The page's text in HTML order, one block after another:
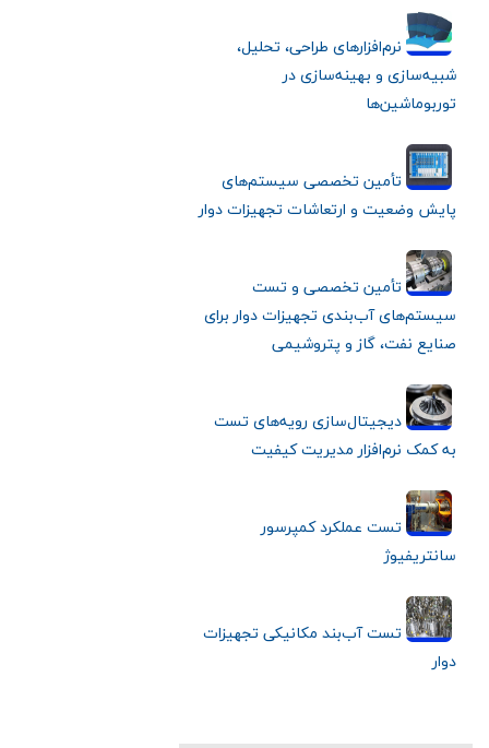
نرم‌افزارهای طراحی، تحلیل،
شبیه‌سازی و بهینه‌سازی در
توربوماشین‌ها
تأمین تخصصی سیستم‌های
پایش وضعیت و ارتعاشات تجهیزات دوار
تأمین تخصصی و تست
سیستم‌های آب‌بندی تجهیزات دوار برای
صنایع نفت، گاز و پتروشیمی
دیجیتال‌سازی رویه‌های تست
به کمک نرم‌افزار مدیریت کیفیت
تست عملکرد کمپرسور
سانتریفیوژ
تست آب‌بند مکانیکی تجهیزات
دوار